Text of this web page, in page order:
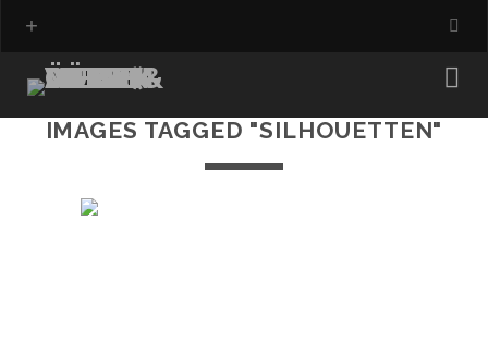
IMAGES TAGGED "SILHOUETTEN"